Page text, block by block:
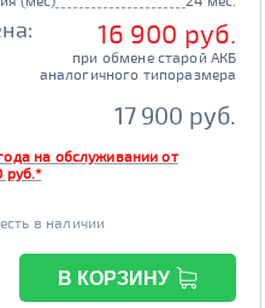
16 900 руб.
при обмене старой АКБ
аналогичного типоразмера
17 900 руб.
на обслуживании от
руб.*
есть в наличии
В КОРЗИНУ